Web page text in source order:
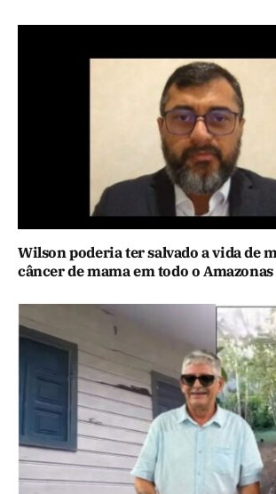
Wilson poderia ter salvado a vida de
câncer de mama em todo o Amazonas